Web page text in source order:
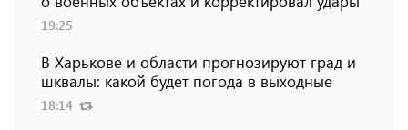
19:25
В Харькове и области прогнозируют град и
шквалы: какой будет погода в выходные
18:14